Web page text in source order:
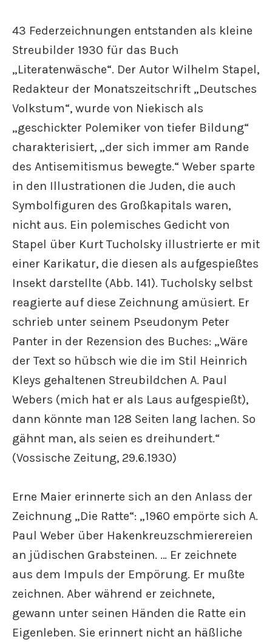
43 Federzeichnungen entstanden als kleine
Streubilder 1930 für das Buch
„Literatenwäsche“. Der Autor Wilhelm Stapel,
Redakteur der Monatszeitschrift „Deutsches
Volkstum“, wurde von Niekisch als
„geschickter Polemiker von tiefer Bildung“
charakterisiert, „der sich immer am Rande
des Antisemitismus bewegte.“ Weber sparte
in den Illustrationen die Juden, die auch
Symbolfiguren des Großkapitals waren,
nicht aus. Ein polemisches Gedicht von
Stapel über Kurt Tucholsky illustrierte er mit
einer Karikatur, die diesen als aufgespießtes
Insekt darstellte (Abb. 141). Tucholsky selbst
reagierte auf diese Zeichnung amüsiert. Er
schrieb unter seinem Pseudonym Peter
Panter in der Rezension des Buches: „Wäre
der Text so hübsch wie die im Stil Heinrich
Kleys gehaltenen Streubildchen A. Paul
Webers (mich hat er als Laus aufgespießt),
dann könnte man 128 Seiten lang lachen. So
gähnt man, als seien es dreihundert.“
(Vossische Zeitung, 29.6.1930)
Erne Maier erinnerte sich an den Anlass der
Zeichnung „Die Ratte“: „1960 empörte sich A.
Paul Weber über Hakenkreuzschmierereien
an jüdischen Grabsteinen. … Er zeichnete
aus dem Impuls der Empörung. Er mußte
zeichnen. Aber während er zeichnete,
gewann unter seinen Händen die Ratte ein
Eigenleben. Sie erinnert nicht an häßliche